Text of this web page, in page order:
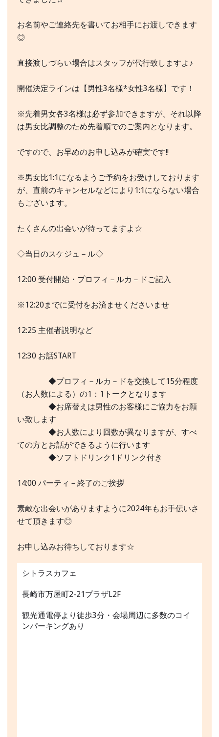
お名前やご連絡先を書いてお相手にお渡しできます
◎
直接渡しづらい場合はスタッフが代行致しますよ♪
開催決定ラインは【男性3名様*女性3名様】です！
※先着男女各3名様は必ず参加できますが、それ以降
は男女比調整のため先着順でのご案内となります。
ですので、お早めのお申し込みが確実です!!
※男女比1:1になるようご予約をお受けしております
が、直前のキャンセルなどにより1:1にならない場合
もございます。
たくさんの出会いが待ってますよ☆
◇当日のスケジュ－ル◇
12:00 受付開始・プロフィ－ルカ－ドご記入
※12:20までに受付をお済ませくださいませ
12:25 主催者説明など
12:30 お話START
◆プロフィ－ルカ－ドを交換して15分程度
（お人数による）の1：1トークとなります
◆お席替えは男性のお客様にご協力をお願
い致します
◆お人数により回数が異なりますが、すべ
ての方とお話ができるように行います
◆ソフトドリンク1ドリンク付き
14:00 パーティ－終了のご挨拶
素敵な出会いがありますように2024年もお手伝いさ
せて頂きます◎
お申し込みお待ちしております☆
シトラスカフェ
長崎市万屋町2-21プラザL2F
観光通電停より徒歩3分・会場周辺に多数のコイ
ンパーキングあり